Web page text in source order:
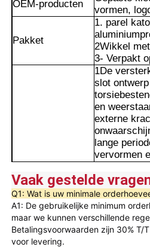
Thuis
Producten
OEM-producten
vormen,
Pakket
1. parel
2Wikkel
3- Verpakt
1De
slot
en
externe
lange
vervormen
en ramen of
2. De op
trappen
de
Vaak gestelde
Q1: Wat is uw minimale
A1: De gebruikelijke minimum
maar we kunnen verschillende
Betalingsvoorwaarden zijn 30% T/
voor levering.